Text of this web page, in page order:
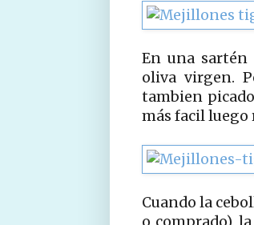
En una sartén
oliva virgen.
tambien
más facil luego
Cuando la